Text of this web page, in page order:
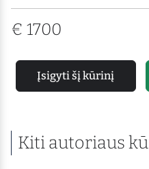
€ 1700
Įsigyti šį kūrinį
Kiti autoriaus